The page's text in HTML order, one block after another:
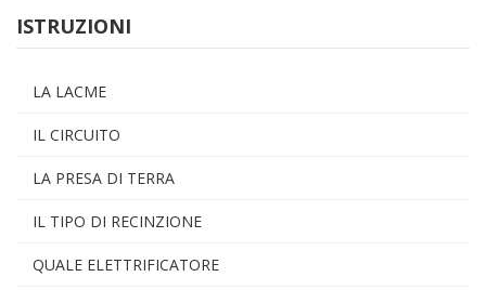
ISTRUZIONI
LA LACME
IL CIRCUITO
LA PRESA DI TERRA
IL TIPO DI RECINZIONE
QUALE ELETTRIFICATORE